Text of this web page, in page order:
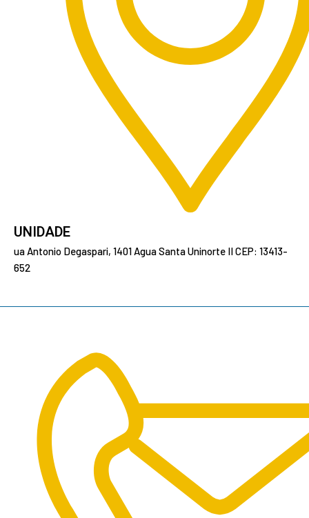
UNIDADE
ua Antonio Degaspari, 1401 Agua Santa Uninorte II CEP: 13413-
652